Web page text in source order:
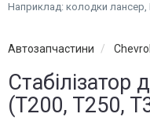
Наприклад: колодки лансер,
Автозапчастини
Стабілізатор
(T200, T250,